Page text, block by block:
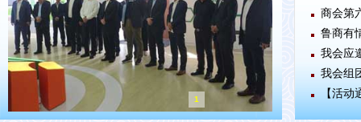
1
商会第
鲁商有
我会应
我会组
【活